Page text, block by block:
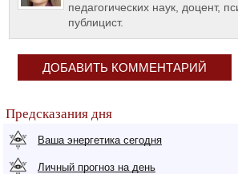
педагогических наук, доцент,
публицист.
ДОБАВИТЬ КОММЕНТАРИЙ
Предсказания дня
Ваша энергетика сегодня
Личный прогноз на день